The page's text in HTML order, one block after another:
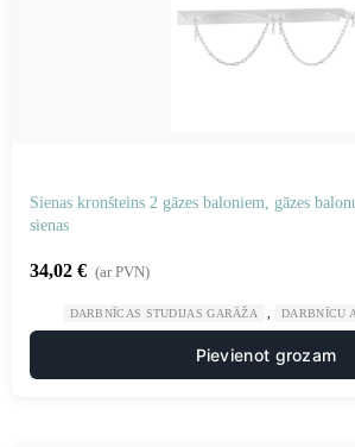
Sienas kronšteins 2 gāzes baloniem, gāzes
sienas
34,02 € (ar PVN)
DARBNĪCAS STUDIJAS GARĀŽA DARBNĪCU
Pievienot grozam